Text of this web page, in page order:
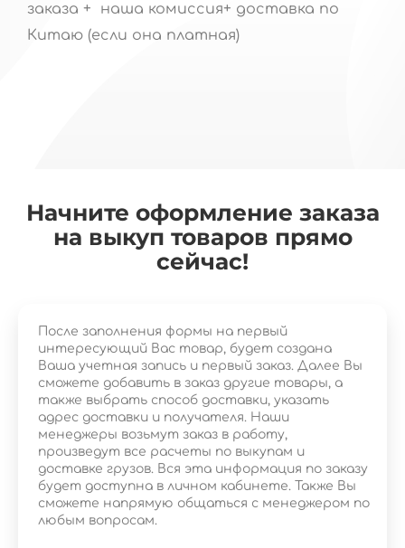
заказа + наша комиссия+ доставка по
Китаю (если она платная)
Начните оформление заказа
на выкуп товаров прямо
сейчас!
После заполнения формы на первый
интересующий Вас товар, будет создана
Ваша учетная запись и первый заказ. Далее Вы
сможете добавить в заказ другие товары, а
также выбрать способ доставки, указать
адрес доставки и получателя. Наши
менеджеры возьмут заказ в работу,
произведут все расчеты по выкупам и
доставке грузов. Вся эта информация по заказу
будет доступна в личном кабинете. Также Вы
сможете напрямую общаться с менеджером по
любым вопросам.